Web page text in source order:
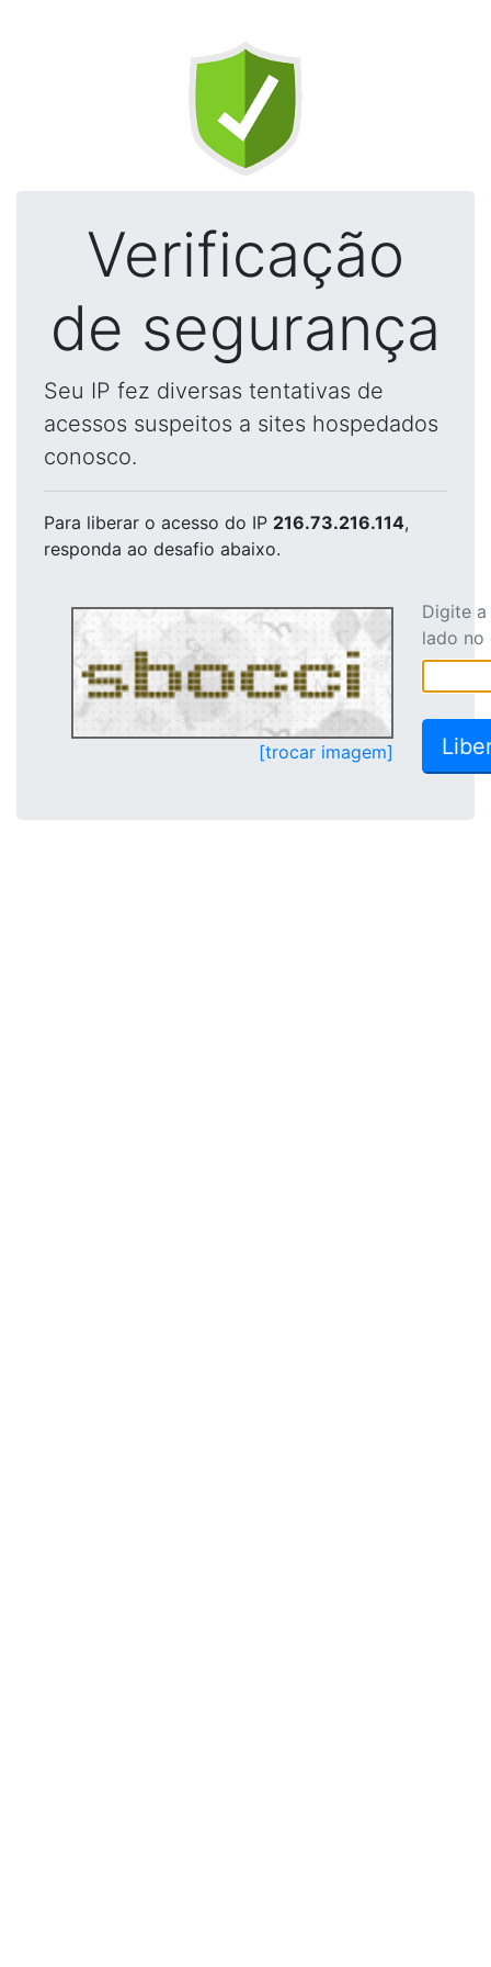
Verificação
de segurança
Seu IP fez diversas tentativas de
acessos suspeitos a sites hospedados
conosco.
Para liberar o acesso do IP 216.73.216.114,
responda ao desafio abaixo.
[trocar imagem]
Digite
lado no